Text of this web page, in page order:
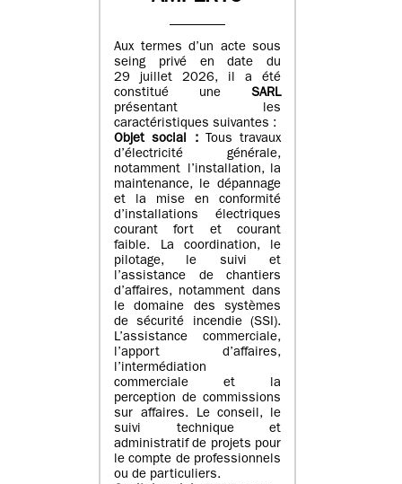
Aux termes d’un acte sous
seing privé en date du
29 juillet 2026, il a été
constitué une SARL
présentant les
caractéristiques suivantes :
Objet social :
Tous travaux
d’électricité générale,
notamment l’installation, la
maintenance, le dépannage
et la mise en conformité
d’installations électriques
courant fort et courant
faible. La coordination, le
pilotage, le suivi et
l’assistance de chantiers
d’affaires, notamment dans
le domaine des systèmes
de sécurité incendie (SSI).
L’assistance commerciale,
l’apport d’affaires,
l’intermédiation
commerciale et la
perception de commissions
sur affaires. Le conseil, le
suivi technique et
administratif de projets pour
le compte de professionnels
ou de particuliers.